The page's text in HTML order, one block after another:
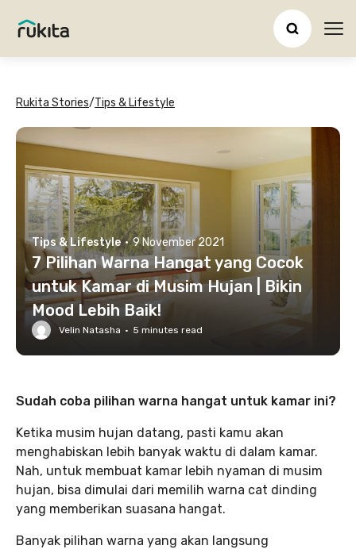
Rukita Stories/Tips & Lifestyle
Tips & Lifestyle · 9 November 2021
7 Pilihan Warna Hangat yang Cocok
untuk Kamar di Musim Hujan | Bikin
Mood Lebih Baik!
Velin Natasha · 5 minutes read
Sudah coba pilihan warna hangat untuk kamar ini?
Ketika musim hujan datang, pasti kamu akan
menghabiskan lebih banyak waktu di dalam kamar.
Nah, untuk membuat kamar lebih nyaman di musim
hujan, bisa dimulai dari memilih warna cat dinding
yang memberikan suasana hangat.
Banyak pilihan warna yang akan langsung